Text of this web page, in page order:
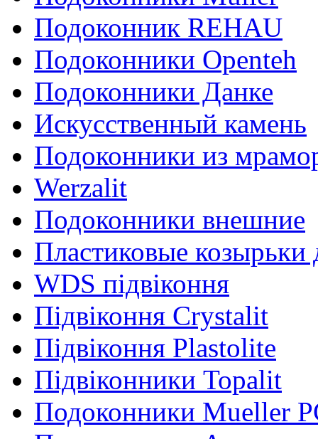
Подоконник REHAU
Подоконники Openteh
Подоконники Данке
Искусственный камень
Подоконники из
Werzalit
Подоконники внешние
Пластиковые
WDS підвіконня
Підвіконня Crystalit
Підвіконня Plastolite
Підвіконники Topalit
Подоконники Mueller